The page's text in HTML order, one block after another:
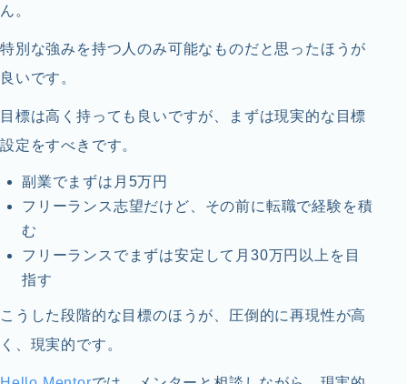
ん。
特別な強みを持つ人のみ可能なものだと思ったほうが
良いです。
目標は高く持っても良いですが、まずは現実的な目標
設定をすべきです。
副業でまずは月5万円
フリーランス志望だけど、その前に転職で経験を積
む
フリーランスでまずは安定して月30万円以上を目
指す
こうした段階的な目標のほうが、圧倒的に再現性が高
く、現実的です。